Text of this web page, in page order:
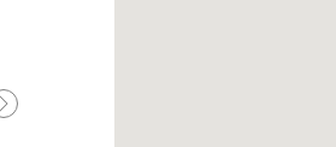
Premier Dealer spécialement
Suivant